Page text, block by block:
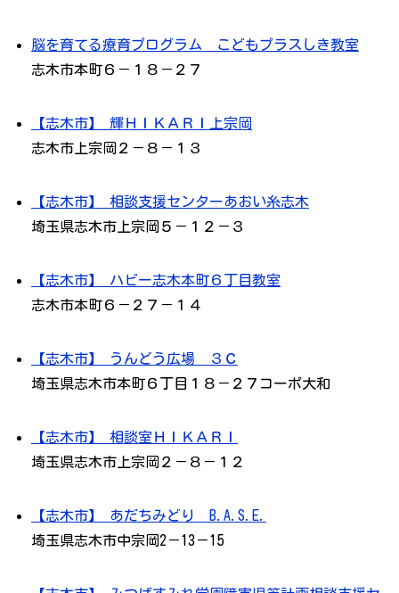
脳を育てる療育プログラム こどもプラスしき教室
志木市本町６－１８－２７
【志木市】 輝ＨＩＫＡＲＩ上宗岡
志木市上宗岡２－８－１３
【志木市】 相談支援センターあおい糸志木
埼玉県志木市上宗岡５－１２－３
【志木市】 ハビー志木本町６丁目教室
志木市本町６－２７－１４
【志木市】 うんどう広場 ３Ｃ
埼玉県志木市本町６丁目１８－２７コーポ大和
【志木市】 相談室ＨＩＫＡＲＩ
埼玉県志木市上宗岡２－８－１２
【志木市】 あだちみどり B.A.S.E.
埼玉県志木市中宗岡2－13－15